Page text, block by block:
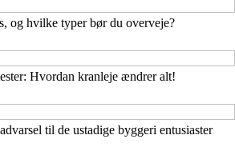
og hvilke typer bør du overveje?
Hvordan kranleje ændrer alt!
til de ustadige byggeri entusiaster